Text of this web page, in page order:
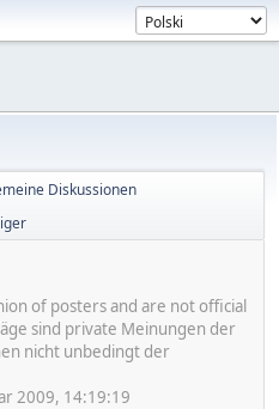
Diskussionen
of posters and are not official
sind private Meinungen der
nicht unbedingt der
2009, 14:19:19